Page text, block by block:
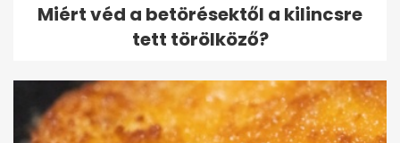
Miért véd a betörésektől a kilincsre
tett törölköző?